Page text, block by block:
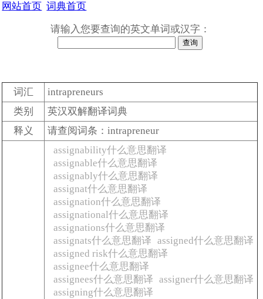
网站首页 词典首页
请输入您要查询的英文单词或汉字：
词汇
intrapreneurs
类别
英汉双解翻译词典
释义
请查阅词条：intrapreneur
assignability什么意思翻译
assignable什么意思翻译
assignably什么意思翻译
assignat什么意思翻译
assignation什么意思翻译
assignational什么意思翻译
assignations什么意思翻译
assignats什么意思翻译 assigned什么意思翻译
assigned risk什么意思翻译
assignee什么意思翻译
assignees什么意思翻译 assigner什么意思翻译
assigning什么意思翻译